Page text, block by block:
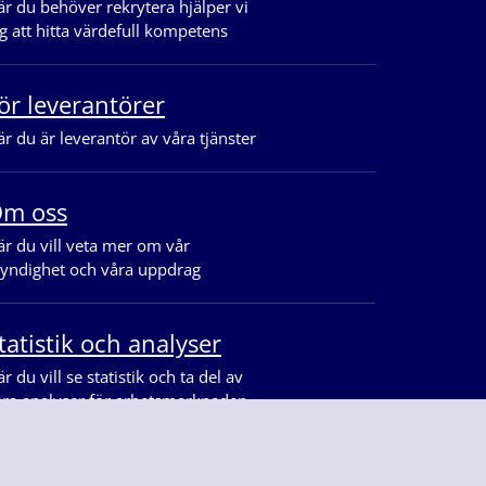
du behöver rekrytera hjälper vi
att hitta värdefull kompetens
leverantörer
du är leverantör av våra tjänster
oss
du vill veta mer om vår
och våra uppdrag
och analyser
du vill se statistik och ta del av
analyser för arbetsmarknaden